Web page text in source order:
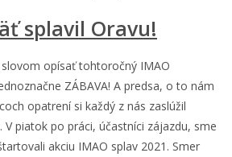
splavil Oravu!
opísať tohtoročný IMAO
ZÁBAVA! A predsa, o to nám
opatrení si každý z nás zaslúžil
V piatok po práci, účastníci zájazdu, sme
akciu IMAO splav 2021. Smer